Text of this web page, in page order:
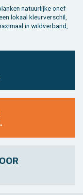
na­tuur­lij­ke on­ef­
lo­kaal kleur­ver­schil,
in wild­ver­band,